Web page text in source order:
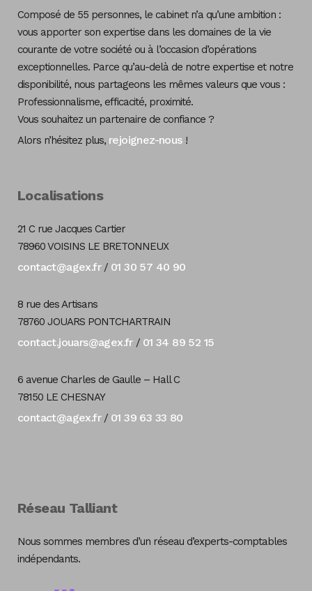
Composé de 55 personnes, le cabinet n’a qu’une ambition :
vous apporter son expertise dans les domaines de la vie
courante de votre société ou à l’occasion d’opérations
exceptionnelles. Parce qu’au-delà de notre expertise et notre
disponibilité, nous partageons les mêmes valeurs que vous :
Professionnalisme, efficacité, proximité.
Vous souhaitez un partenaire de confiance ?
Alors n’hésitez plus, rejoignez-nous!
Localisations
21 C rue Jacques Cartier
78960 VOISINS LE BRETONNEUX
contact@agex.fr/ 01 30 57 40 90
8 rue des Artisans
78760 JOUARS PONTCHARTRAIN
contact.jouars@agex.fr/ 01 34 89 52 15
6 avenue Charles de Gaulle – Hall C
78150 LE CHESNAY
contact@agex.fr/ 01 39 63 33 80
Réseau Talliant
Nous sommes membres d’un réseau d’experts-comptables
indépendants.